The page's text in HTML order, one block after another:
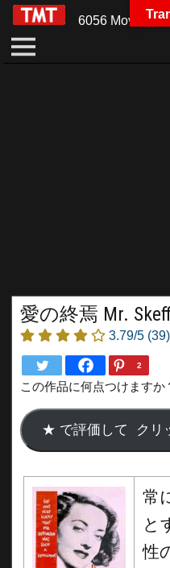
6056 Movies
愛の終焉 Mr.
3.79/5 (39)
2
この作品に何点つけますか
常
と
性